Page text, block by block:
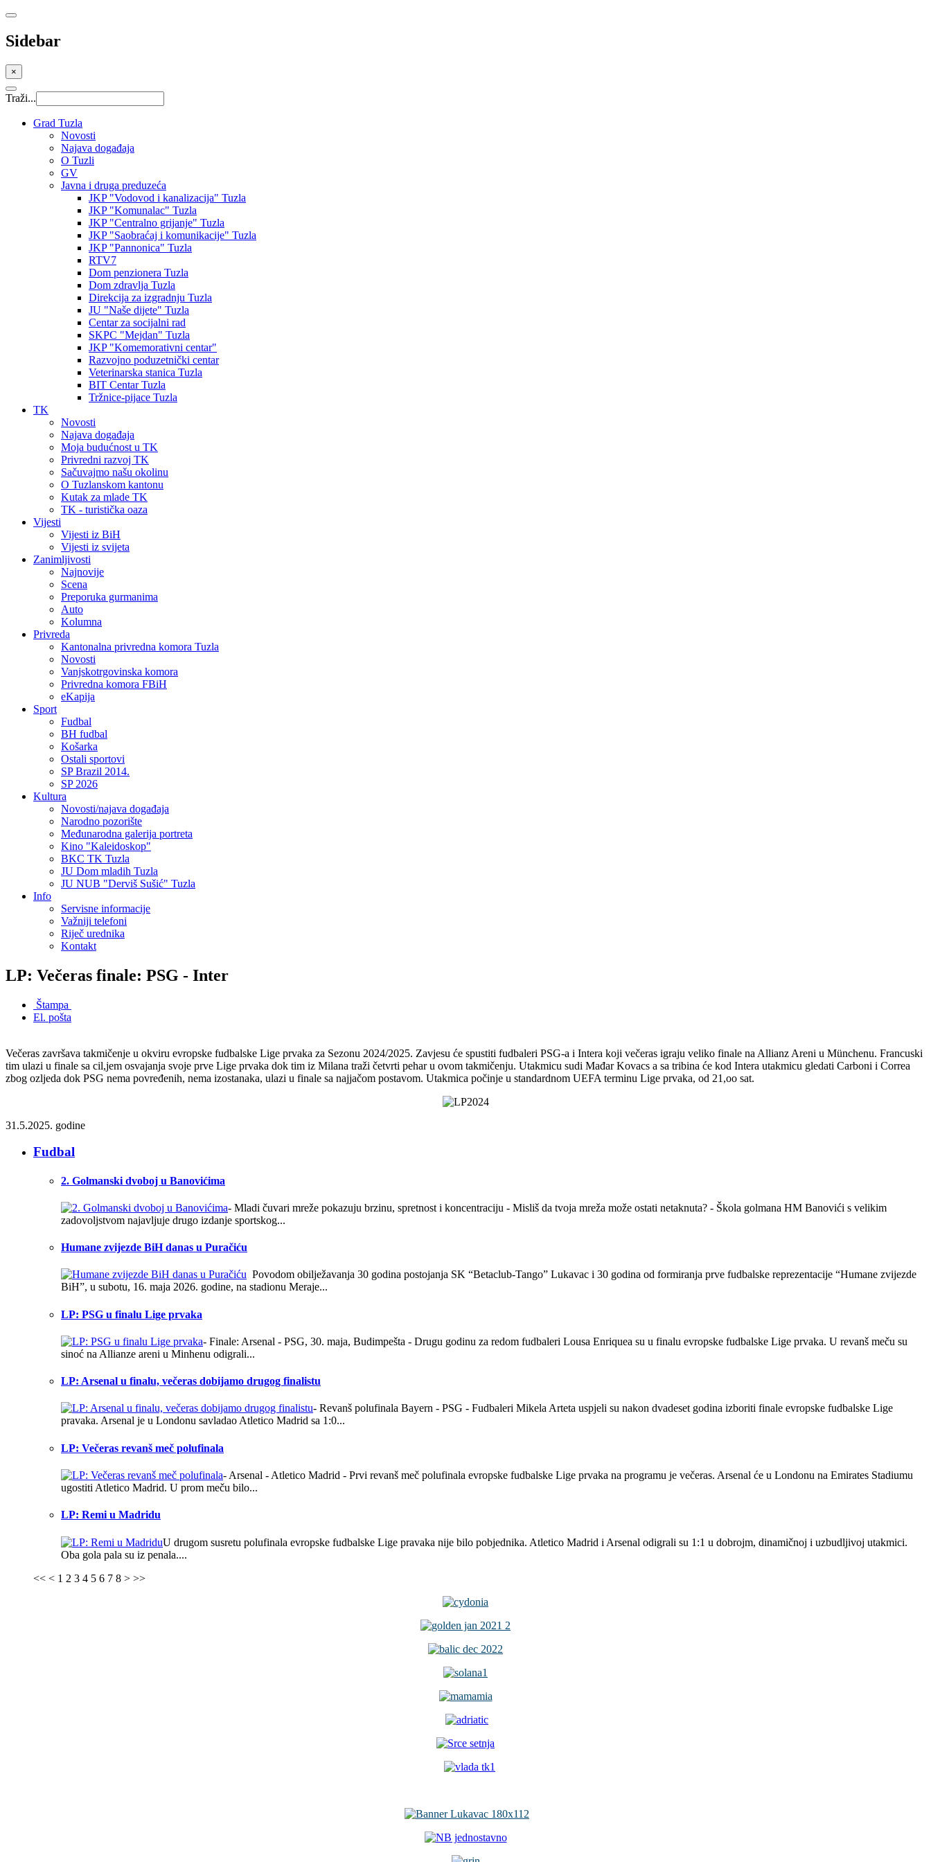
Sidebar
×
Traži...
Grad Tuzla
Novosti
Najava događaja
O Tuzli
GV
Javna i druga preduzeća
JKP "Vodovod i kanalizacija" Tuzla
JKP "Komunalac" Tuzla
JKP "Centralno grijanje" Tuzla
JKP "Saobraćaj i komunikacije" Tuzla
JKP "Pannonica" Tuzla
RTV7
Dom penzionera Tuzla
Dom zdravlja Tuzla
Direkcija za izgradnju Tuzla
JU "Naše dijete" Tuzla
Centar za socijalni rad
SKPC "Mejdan" Tuzla
JKP "Komemorativni centar"
Razvojno poduzetnički centar
Veterinarska stanica Tuzla
BIT Centar Tuzla
Tržnice-pijace Tuzla
TK
Novosti
Najava događaja
Moja budućnost u TK
Privredni razvoj TK
Sačuvajmo našu okolinu
O Tuzlanskom kantonu
Kutak za mlade TK
TK - turistička oaza
Vijesti
Vijesti iz BiH
Vijesti iz svijeta
Zanimljivosti
Najnovije
Scena
Preporuka gurmanima
Auto
Kolumna
Privreda
Kantonalna privredna komora Tuzla
Novosti
Vanjskotrgovinska komora
Privredna komora FBiH
eKapija
Sport
Fudbal
BH fudbal
Košarka
Ostali sportovi
SP Brazil 2014.
SP 2026
Kultura
Novosti/najava događaja
Narodno pozorište
Međunarodna galerija portreta
Kino "Kaleidoskop"
BKC TK Tuzla
JU Dom mladih Tuzla
JU NUB "Derviš Sušić" Tuzla
Info
Servisne informacije
Važniji telefoni
Riječ urednika
Kontakt
LP: Večeras finale: PSG - Inter
Štampa
El. pošta
Večeras završava takmičenje u okviru evropske fudbalske Lige prvaka za Sezonu 2024/2025. Zavjesu će spustiti fudbaleri PSG-a i Intera koji večeras igraju veliko finale na Allianz Areni u Münchenu. Francuski
tim ulazi u finale sa cil,jem osvajanja svoje prve Lige prvaka dok tim iz Milana traži četvrti pehar u ovom takmičenju. Utakmicu sudi Mađar Kovacs a sa tribina će kod Intera utakmicu gledati Carboni i Correa
zbog ozljeda dok PSG nema povređenih, nema izostanaka, ulazi u finale sa najjačom postavom. Utakmica počinje u standardnom UEFA terminu Lige prvaka, od 21,oo sat.
31.5.2025. godine
Fudbal
2. Golmanski dvoboj u Banovićima
- Mladi čuvari mreže pokazuju brzinu, spretnost i koncentraciju - Misliš da tvoja mreža može ostati netaknuta? - Škola golmana HM Banovići s velikim
zadovoljstvom najavljuje drugo izdanje sportskog...
Humane zvijezde BiH danas u Puračiću
Povodom obilježavanja 30 godina postojanja SK “Betaclub-Tango” Lukavac i 30 godina od formiranja prve fudbalske reprezentacije “Humane zvijezde
BiH”, u subotu, 16. maja 2026. godine, na stadionu Meraje...
LP: PSG u finalu Lige prvaka
- Finale: Arsenal - PSG, 30. maja, Budimpešta - Drugu godinu za redom fudbaleri Lousa Enriquea su u finalu evropske fudbalske Lige prvaka. U revanš meču su
sinoć na Allianze areni u Minhenu odigrali...
LP: Arsenal u finalu, večeras dobijamo drugog finalistu
- Revanš polufinala Bayern - PSG - Fudbaleri Mikela Arteta uspjeli su nakon dvadeset godina izboriti finale evropske fudbalske Lige
pravaka. Arsenal je u Londonu savladao Atletico Madrid sa 1:0...
LP: Večeras revanš meč polufinala
- Arsenal - Atletico Madrid - Prvi revanš meč polufinala evropske fudbalske Lige prvaka na programu je večeras. Arsenal će u Londonu na Emirates Stadiumu
ugostiti Atletico Madrid. U prom meču bilo...
LP: Remi u Madridu
U drugom susretu polufinala evropske fudbalske Lige pravaka nije bilo pobjednika. Atletico Madrid i Arsenal odigrali su 1:1 u dobrojm, dinamičnoj i uzbudljivoj utakmici.
Oba gola pala su iz penala....
<< < 1 2 3 4 5 6 7 8 > >>